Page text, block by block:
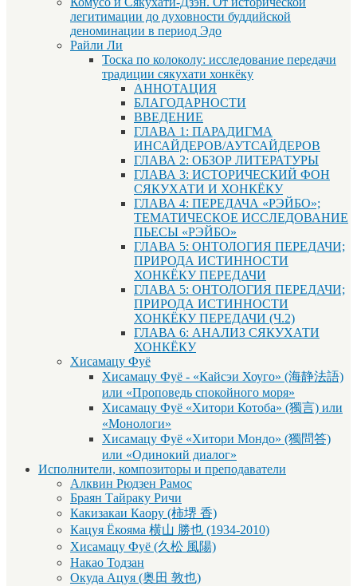
легитимации до духовности буддийской
деноминации в период Эдо
Райли Ли
Тоска по колоколу: исследование передачи
традиции сякухати хонкёку
АННОТАЦИЯ
БЛАГОДАРНОСТИ
ВВЕДЕНИЕ
ГЛАВА 1: ПАРАДИГМА
ИНСАЙДЕРОВ/АУТСАЙДЕРОВ
ГЛАВА 2: ОБЗОР ЛИТЕРАТУРЫ
ГЛАВА 3: ИСТОРИЧЕСКИЙ ФОН
СЯКУХАТИ И ХОНКЁКУ
ГЛАВА 4: ПЕРЕДАЧА «РЭЙБО»;
ТЕМАТИЧЕСКОЕ ИССЛЕДОВАНИЕ
ПЬЕСЫ «РЭЙБО»
ГЛАВА 5: ОНТОЛОГИЯ ПЕРЕДАЧИ;
ПРИРОДА ИСТИННОСТИ
ХОНКЁКУ ПЕРЕДАЧИ
ГЛАВА 5: ОНТОЛОГИЯ ПЕРЕДАЧИ;
ПРИРОДА ИСТИННОСТИ
ХОНКЁКУ ПЕРЕДАЧИ (Ч.2)
ГЛАВА 6: АНАЛИЗ СЯКУХАТИ
ХОНКЁКУ
Хисамацу Фуё
Хисамацу Фуё - «Кайсэи Хоуго» (海静法語)
или «Проповедь спокойного моря»
Хисамацу Фуё «Хитори Котоба» (獨言) или
«Монологи»
Хисамацу Фуё «Хитори Мондо» (獨問答)
или «Одинокий диалог»
Исполнители, композиторы и преподаватели
Алквин Рюдзен Рамос
Браян Тайраку Ричи
Какизакаи Каору (柿堺 香)
Кацуя Ёкояма 横山 勝也 (1934-2010)
Хисамацу Фуё (久松 風陽)
Накао Тодзан
Окуда Ацуя (奥田 敦也)